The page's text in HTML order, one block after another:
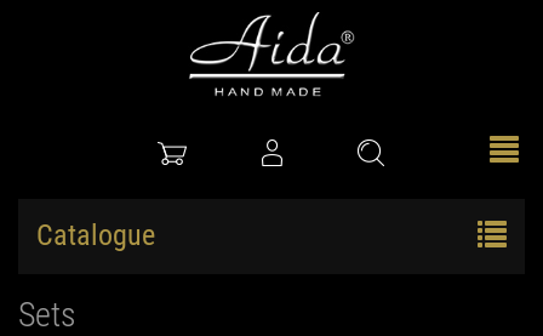
Catalogue
Sets